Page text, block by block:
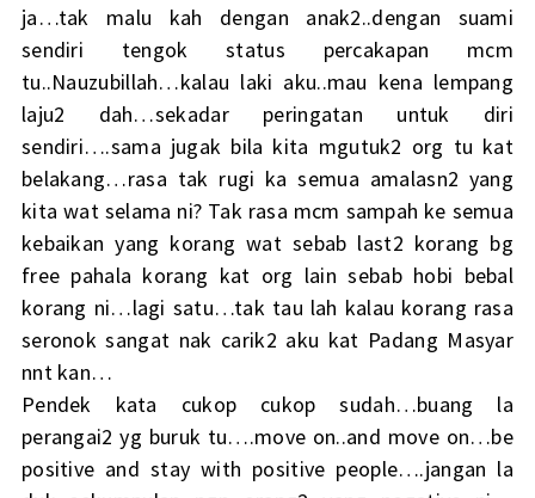
ja…tak malu kah dengan anak2..dengan suami
sendiri tengok status percakapan mcm
tu..Nauzubillah…kalau laki aku..mau kena lempang
laju2 dah…sekadar peringatan untuk diri
sendiri….sama jugak bila kita mgutuk2 org tu kat
belakang…rasa tak rugi ka semua amalasn2 yang
kita wat selama ni? Tak rasa mcm sampah ke semua
kebaikan yang korang wat sebab last2 korang bg
free pahala korang kat org lain sebab hobi bebal
korang ni…lagi satu…tak tau lah kalau korang rasa
seronok sangat nak carik2 aku kat Padang Masyar
nnt kan…
Pendek kata cukop cukop sudah…buang la
perangai2 yg buruk tu….move on..and move on…be
positive and stay with positive people….jangan la